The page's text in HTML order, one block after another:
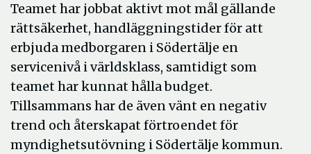
Teamet har jobbat aktivt mot mål gällande
rättsäkerhet, handläggningstider för att
erbjuda medborgaren i Södertälje en
servicenivå i världsklass, samtidigt som
teamet har kunnat hålla budget.
Tillsammans har de även vänt en negativ
trend och återskapat förtroendet för
myndighetsutövning i Södertälje kommun.